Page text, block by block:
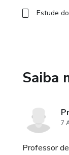
Estude
Saiba
7
Professor